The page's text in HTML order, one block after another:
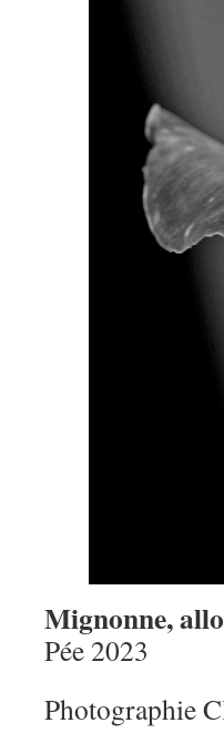
Mignonne,
Pée 2023
Photographie